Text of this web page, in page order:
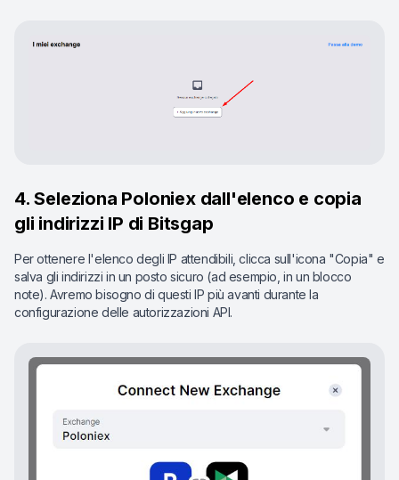
4. Seleziona Poloniex dall'elenco e copia
gli indirizzi IP di Bitsgap
Per ottenere l'elenco degli IP attendibili, clicca sull'icona "Copia" e
salva gli indirizzi in un posto sicuro (ad esempio, in un blocco
note). Avremo bisogno di questi IP più avanti durante la
configurazione delle autorizzazioni API.